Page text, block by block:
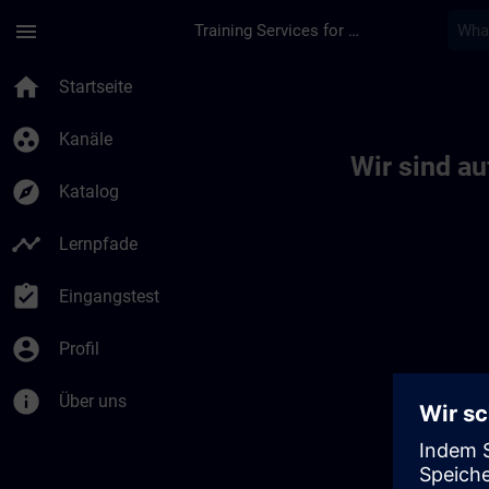
menu Training Services for Digital Industries
home Startseite
group_work Kanäle
explore Katalog
timeline Lernpfade
assignment_turned_in Eingangstest
account_circle Profil
info Über uns
Wir sind